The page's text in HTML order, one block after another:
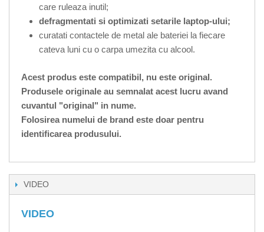
care ruleaza inutil;
defragmentati si optimizati setarile laptop-ului;
curatati contactele de metal ale bateriei la fiecare
cateva luni cu o carpa umezita cu alcool.
Acest produs este compatibil, nu este original.
Produsele originale au semnalat acest lucru avand
cuvantul "original" in nume.
Folosirea numelui de brand este doar pentru
identificarea produsului.
VIDEO
VIDEO